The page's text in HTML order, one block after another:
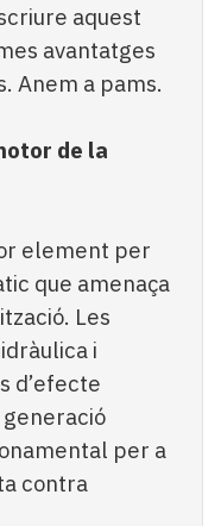
aquest
avantatges
Anem a pams.
de la
element per
que amenaça
Les
i
d’efecte
per a
contra